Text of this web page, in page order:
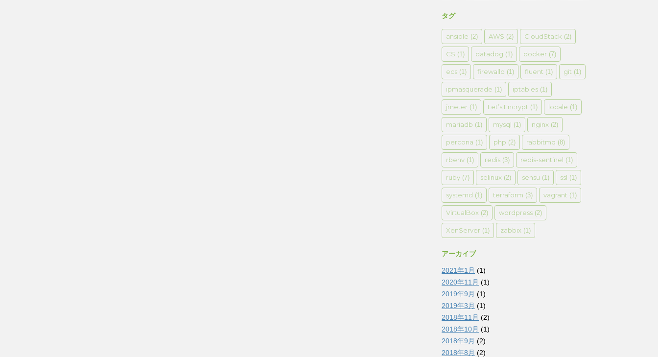
タグ
ansible (2) AWS (2) CloudStack (2)
CS (1) datadog (1) docker (7)
ecs (1) firewalld (1) fluent (1) git (1)
ipmasquerade (1) iptables (1)
jmeter (1) Let’s Encrypt (1) locale (1)
mariadb (1) mysql (1) nginx (2)
percona (1) php (2) rabbitmq (8)
rbenv (1) redis (3) redis-sentinel (1)
ruby (7) selinux (2) sensu (1) ssl (1)
systemd (1) terraform (3) vagrant (1)
VirtualBox (2) wordpress (2)
XenServer (1) zabbix (1)
アーカイブ
2021年1月 (1)
2020年11月 (1)
2019年9月 (1)
2019年3月 (1)
2018年11月 (2)
2018年10月 (1)
2018年9月 (2)
2018年8月 (2)